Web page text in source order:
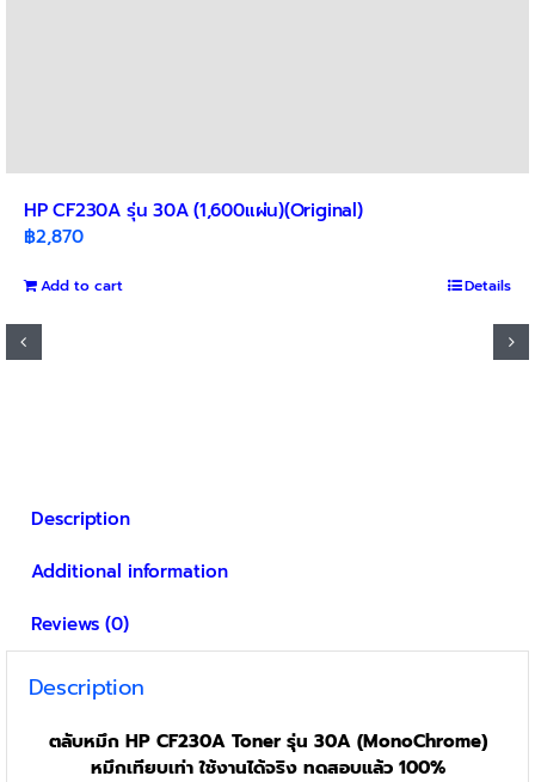
HP CF230A รุ่น 30A (1,600แผ่น)(Original)
฿2,870
Add to cart Details
Description
Additional information
Reviews (0)
Description
ตลับหมึก HP CF230A Toner รุ่น 30A (MonoChrome)
หมึกเทียบเท่า ใช้งานได้จริง ทดสอบแล้ว 100%